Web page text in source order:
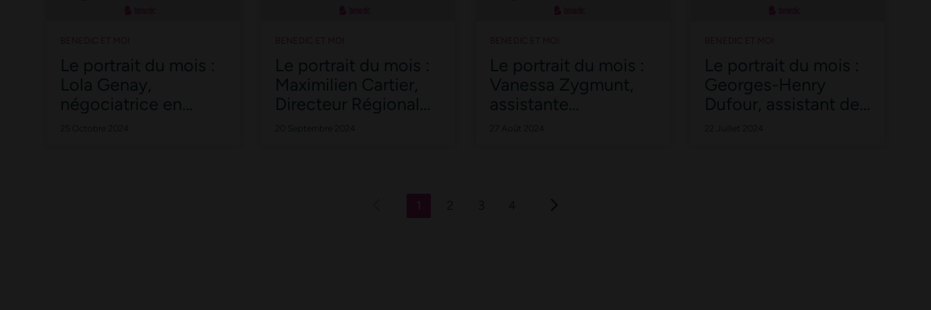
Le portrait du mois :
Lola Genay,
négociatrice en
locations
25 Octobre 2024
Le portrait du mois :
Maximilien Cartier,
Directeur Régional
Strasbourg et Nancy
20 Septembre 2024
Le portrait du mois :
Vanessa Zygmunt,
assistante
commerciale.
27 Août 2024
Le portrait du mois :
Georges-Henry
Dufour, assistant de
copropriété
22 Juillet 2024
2 3 4